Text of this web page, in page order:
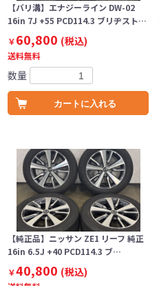
【バリ溝】エナジーライン DW-02
16in 7J +55 PCD114.3 ブリヂスト…
￥60,800 (税込)
送料無料
数量
カートに入れる
【純正品】ニッサン ZE1 リーフ 純正
16in 6.5J +40 PCD114.3 ブ…
￥40,800 (税込)